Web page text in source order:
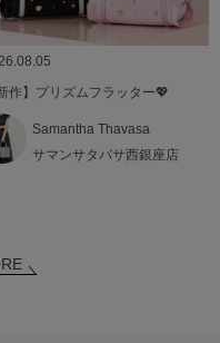
新作】プリズムフラッター💖
Samantha Thavasa
サマンサタバサ西銀座店